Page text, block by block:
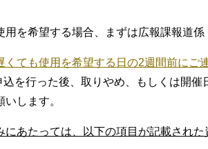
用を希望する場合、まずは広報課報道
ても使用を希望する日の2週間前にご
を行った後、取りやめ、もしくは開催
します。
にあたっては、以下の項目が記載され